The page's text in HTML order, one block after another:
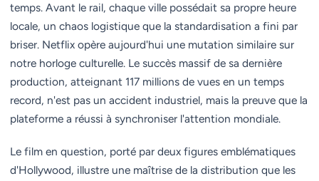
temps. Avant le rail, chaque ville possédait sa propre heure
locale, un chaos logistique que la standardisation a fini par
briser. Netflix opère aujourd'hui une mutation similaire sur
notre horloge culturelle. Le succès massif de sa dernière
production, atteignant 117 millions de vues en un temps
record, n'est pas un accident industriel, mais la preuve que la
plateforme a réussi à synchroniser l'attention mondiale.
Le film en question, porté par deux figures emblématiques
d'Hollywood, illustre une maîtrise de la distribution que les